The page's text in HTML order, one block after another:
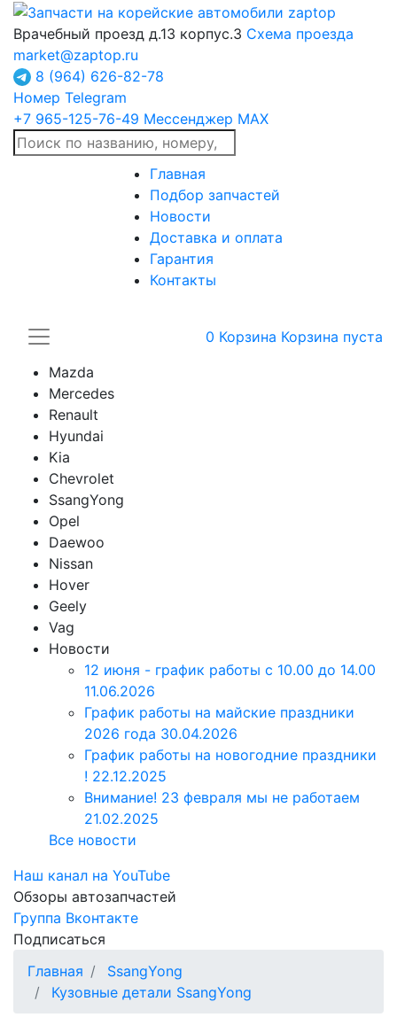
Врачебный проезд д.13 корпус.3 Схема проезда
market@zaptop.ru
8 (964) 626-82-78
Номер Telegram
+7 965-125-76-49 Мессенджер MAX
Главная
Подбор запчастей
Новости
Доставка и оплата
Гарантия
Контакты
0 Корзина Корзина пуста
Mazda
Mercedes
Renault
Hyundai
Kia
Chevrolet
SsangYong
Opel
Daewoo
Nissan
Hover
Geely
Vag
Новости
12 июня - график работы с 10.00 до 14.00
11.06.2026
График работы на майские праздники
2026 года 30.04.2026
График работы на новогодние праздники
! 22.12.2025
Внимание! 23 февраля мы не работаем
21.02.2025
Все новости
Наш канал на YouTube
Обзоры автозапчастей
Группа Вконтакте
Подписаться
Главная
SsangYong
Кузовные детали SsangYong